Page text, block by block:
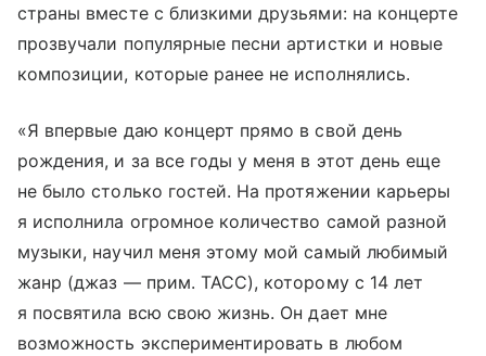
страны вместе с близкими друзьями: на концерте
прозвучали популярные песни артистки и новые
композиции, которые ранее не исполнялись.
«Я впервые даю концерт прямо в свой день
рождения, и за все годы у меня в этот день еще
не было столько гостей. На протяжении карьеры
я исполнила огромное количество самой разной
музыки, научил меня этому мой самый любимый
жанр (джаз — прим. ТАСС), которому с 14 лет
я посвятила всю свою жизнь. Он дает мне
возможность экспериментировать в любом